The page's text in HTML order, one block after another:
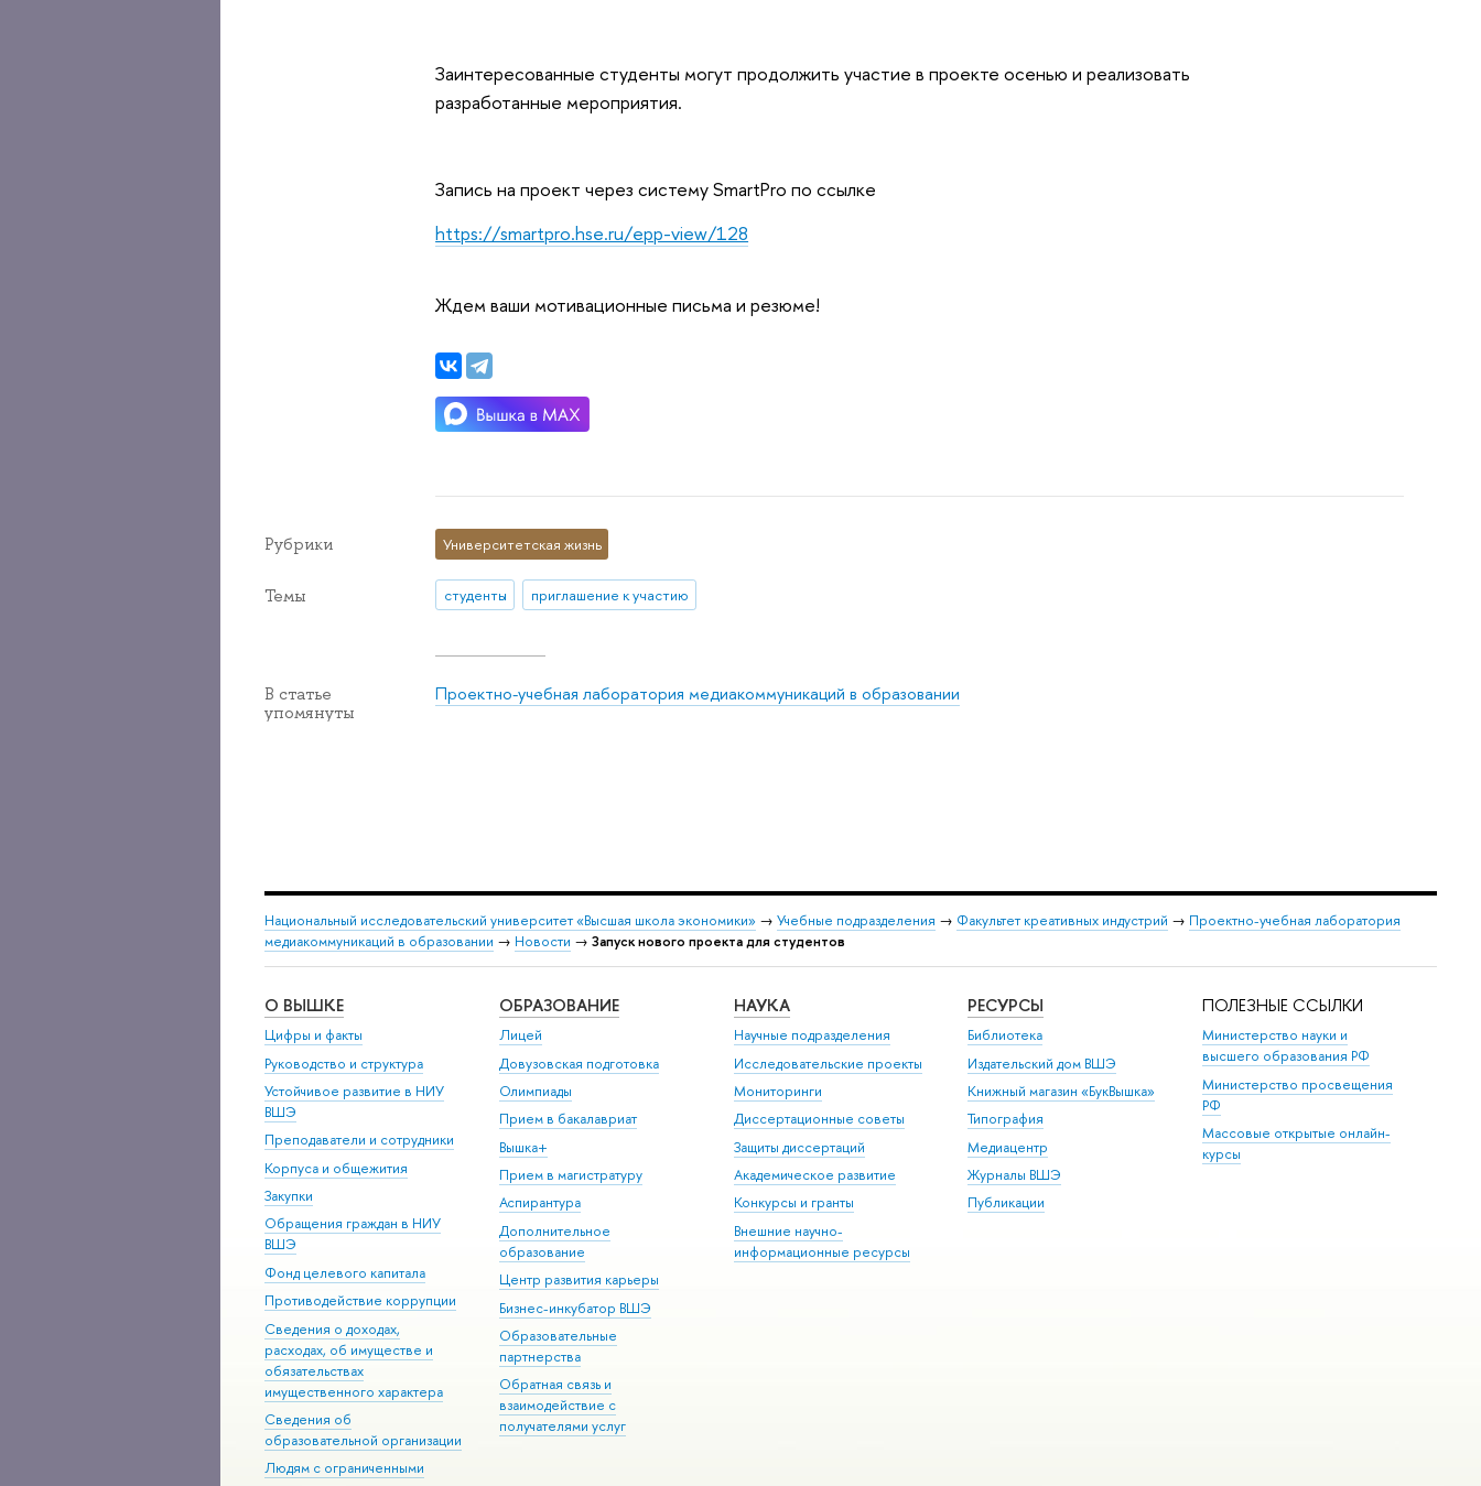
Заинтересованные студенты могут продолжить участие в проекте осенью и реализовать
разработанные мероприятия.
Запись на проект через систему SmartPro по ссылке
https://smartpro.hse.ru/epp-view/128
Ждем ваши мотивационные письма и резюме!
Рубрики Университетская жизнь
Темы студенты приглашение к участию
В статье
упомянуты
Проектно-учебная лаборатория медиакоммуникаций в образовании
Национальный исследовательский университет «Высшая школа экономики» → Учебные подразделения → Факультет креативных индустрий → Проектно-учебная лаборатория
медиакоммуникаций в образовании → Новости → Запуск нового проекта для студентов
О ВЫШКЕ
Цифры и факты
Руководство и структура
Устойчивое развитие в НИУ
ВШЭ
Преподаватели и сотрудники
Корпуса и общежития
Закупки
Обращения граждан в НИУ
ВШЭ
Фонд целевого капитала
Противодействие коррупции
Сведения о доходах,
расходах, об имуществе и
обязательствах
имущественного характера
Сведения об
образовательной организации
Людям с ограниченными
ОБРАЗОВАНИЕ
Лицей
Довузовская подготовка
Олимпиады
Прием в бакалавриат
Вышка+
Прием в магистратуру
Аспирантура
Дополнительное
образование
Центр развития карьеры
Бизнес-инкубатор ВШЭ
Образовательные
партнерства
Обратная связь и
взаимодействие с
получателями услуг
НАУКА
Научные подразделения
Исследовательские проекты
Мониторинги
Диссертационные советы
Защиты диссертаций
Академическое развитие
Конкурсы и гранты
Внешние научно-
информационные ресурсы
РЕСУРСЫ
Библиотека
Издательский дом ВШЭ
Книжный магазин «БукВышка»
Типография
Медиацентр
Журналы ВШЭ
Публикации
ПОЛЕЗНЫЕ ССЫЛКИ
Министерство науки и
высшего образования РФ
Министерство просвещения
РФ
Массовые открытые онлайн-
курсы